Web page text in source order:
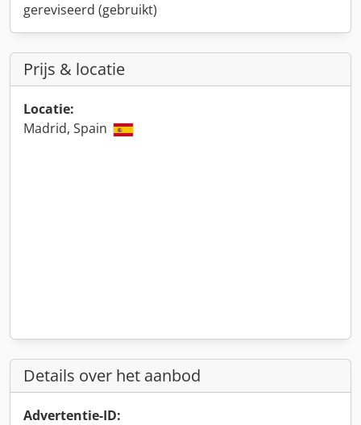
gereviseerd (gebruikt)
Prijs & locatie
Locatie:
Madrid, Spain
Details over het aanbod
Advertentie-ID: